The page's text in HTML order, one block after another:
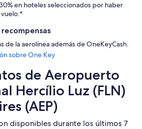
en hoteles seleccionados por haber
de la aerolínea además de OneKeyCash.
sobre One Key
de Aeropuerto
Hercílio Luz (FLN)
(AEP)
disponibles durante los últimos 7